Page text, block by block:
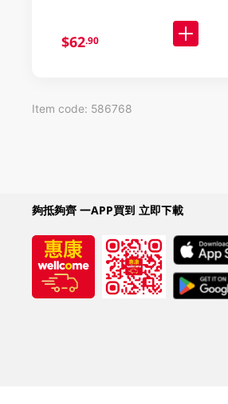
$62.90
Item code: 586768
夠抵夠齊 一APP買到 立即下載